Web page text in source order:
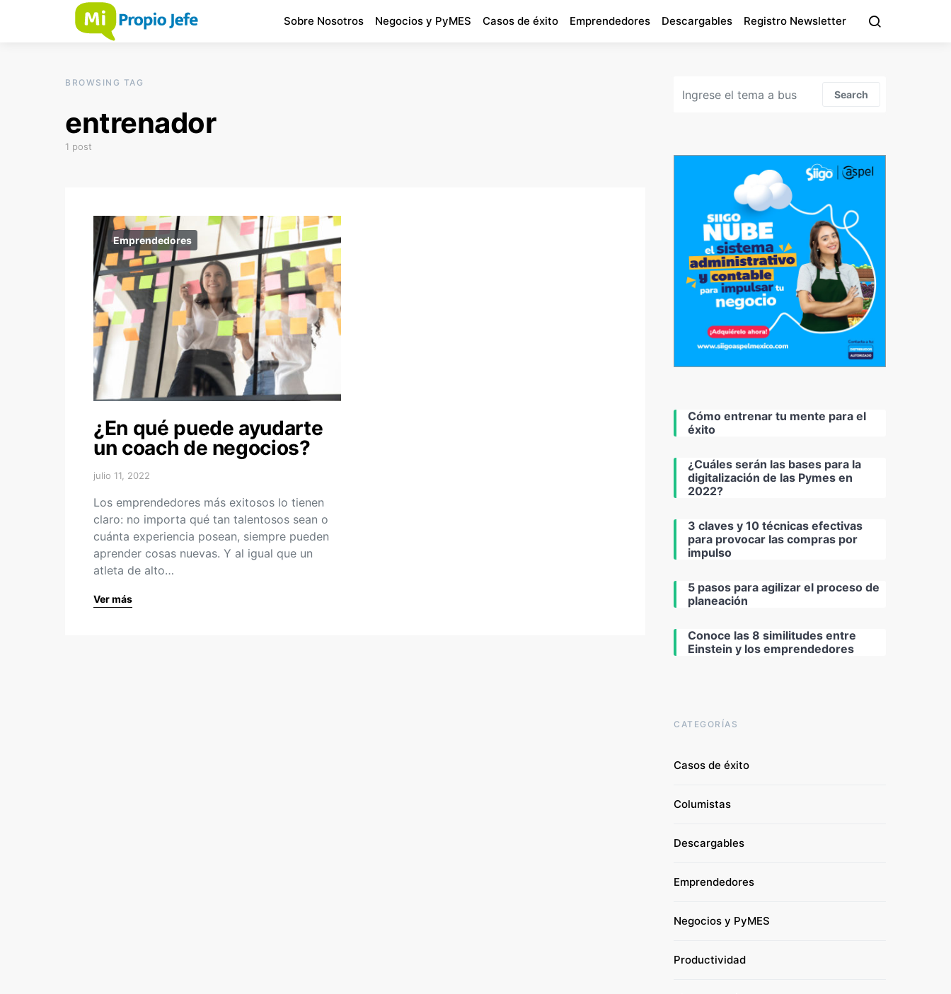
Sobre Nosotros Negocios y PyMES Casos de éxito Emprendedores Descargables Registro Newsletter
BROWSING TAG
entrenador
1 post
Emprendedores
¿En qué puede ayudarte
un coach de negocios?
julio 11, 2022
Los emprendedores más exitosos lo tienen
claro: no importa qué tan talentosos sean o
cuánta experiencia posean, siempre pueden
aprender cosas nuevas. Y al igual que un
atleta de alto…
Ver más
Search
Cómo entrenar tu mente para el
éxito
¿Cuáles serán las bases para la
digitalización de las Pymes en
2022?
3 claves y 10 técnicas efectivas
para provocar las compras por
impulso
5 pasos para agilizar el proceso de
planeación
Conoce las 8 similitudes entre
Einstein y los emprendedores
CATEGORÍAS
Casos de éxito
Columistas
Descargables
Emprendedores
Negocios y PyMES
Productividad